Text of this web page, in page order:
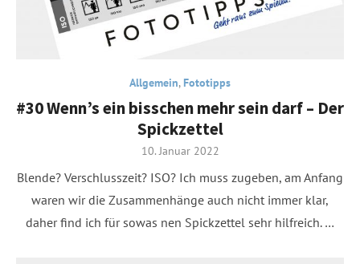
Allgemein, Fototipps
#30 Wenn’s ein bisschen mehr sein darf – Der
Spickzettel
Posted
10. Januar 2022
Blende? Verschlusszeit? ISO? Ich muss zugeben, am Anfang
waren wir die Zusammenhänge auch nicht immer klar,
daher find ich für sowas nen Spickzettel sehr hilfreich. …